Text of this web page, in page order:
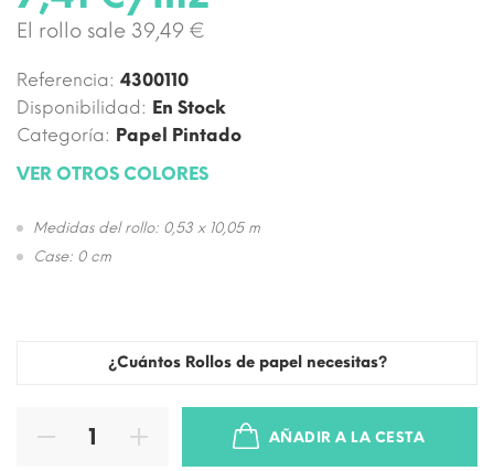
El rollo sale 39,49 €
Referencia: 4300110
Disponibilidad: En Stock
Categoría: Papel Pintado
VER OTROS COLORES
Medidas del rollo: 0,53 x 10,05 m
Case: 0 cm
¿Cuántos Rollos de papel necesitas?
AÑADIR A LA CESTA